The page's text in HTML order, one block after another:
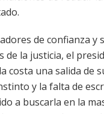
de confianza y
de la justicia, el
costa una salida de
y la falta de
a buscarla en la